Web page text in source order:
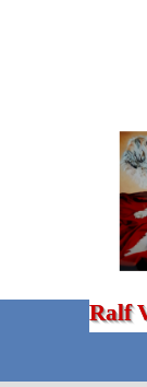
Ralf